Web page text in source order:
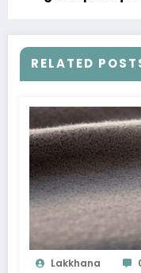
RELATED
Lakkhana